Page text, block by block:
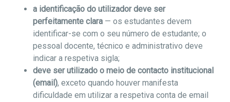
a identificação do utilizador deve ser
perfeitamente clara — os estudantes devem
identificar-se com o seu número de estudante; o
pessoal docente, técnico e administrativo deve
indicar a respetiva sigla;
deve ser utilizado o meio de contacto institucional
(email), exceto quando houver manifesta
dificuldade em utilizar a respetiva conta de email